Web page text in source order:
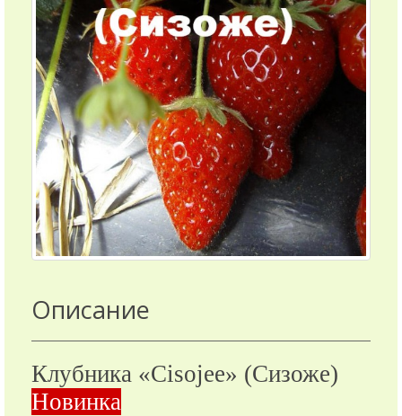
Описание
Клубника «Cisojee» (Сизоже)
Новинка